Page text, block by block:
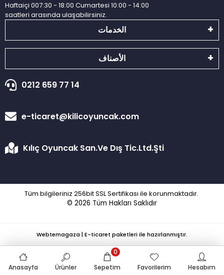
Haftaiçi 007:30 - 18:00 Cumartesi 10:00 - 14:00
saatleri arasında ulaşabilirsiniz.
الخدمات
الأصناف
0212 659 77 14
e-ticaret@kilicoyuncak.com
Kılıç Oyuncak San.Ve Dış Tic.Ltd.Şti
Tüm bilgileriniz 256bit SSL Sertifikası ile korunmaktadır.
© 2026 Tüm Hakları Saklıdır
Anasayfa Ürünler Sepetim
0
Favorilerim
Hesabım
Webtemagaza | E-ticaret paketleri ile hazırlanmıştır.